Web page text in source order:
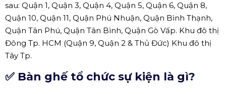
sau: Quận 1, Quận 3, Quận 4, Quận 5, Quận 6, Quận 8,
Quận 10, Quận 11, Quận Phú Nhuận, Quận Bình Thạnh,
Quận Tân Phú, Quận Tân Bình, Quận Gò Vấp. Khu đô thị
Đông Tp. HCM (Quận 9, Quận 2 & Thủ Đức) Khu đô thị
Tây Tp.
✅ Bàn ghế tổ chức sự kiện là gì?